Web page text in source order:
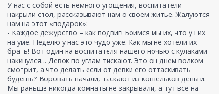
У нас с собой есть немного угощения, воспитатели
накрыли стол, рассказывают нам о своем житье. Жалуются
нам на этот «подарок»:
- Каждое дежурство – как подвиг! Боимся мы их, что у них
на уме. Неделю у нас это чудо уже. Как мы не хотели их
брать! Вот один на воспитателя нашего ночью с кулаками
накинулся… Девок по углам тискают. Это он днем волком
смотрит, а что делать если от девки его оттаскивать
будешь? Воровать начали, таскают из кошельков деньги.
Мы раньше никогда комнаты не закрывали, а тут все на